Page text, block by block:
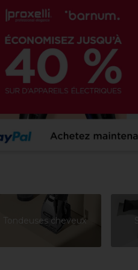
Tondeuses cheveux